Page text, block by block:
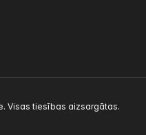
Visas tiesības aizsargātas.